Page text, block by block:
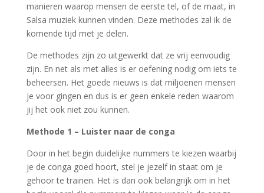
manieren waarop mensen de eerste tel, of de maat, in
Salsa muziek kunnen vinden. Deze methodes zal ik de
komende tijd met je delen.
De methodes zijn zo uitgewerkt dat ze vrij eenvoudig
zijn. En net als met alles is er oefening nodig om iets te
beheersen. Het goede nieuws is dat miljoenen mensen
je voor gingen en dus is er geen enkele reden waarom
jij het ook niet zou kunnen.
Methode 1 – Luister naar de conga
Door in het begin duidelijke nummers te kiezen waarbij
je de conga goed hoort, stel je jezelf in staat om je
gehoor te trainen. Het is dan ook belangrijk om in het